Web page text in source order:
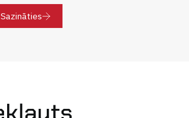
Sazināties